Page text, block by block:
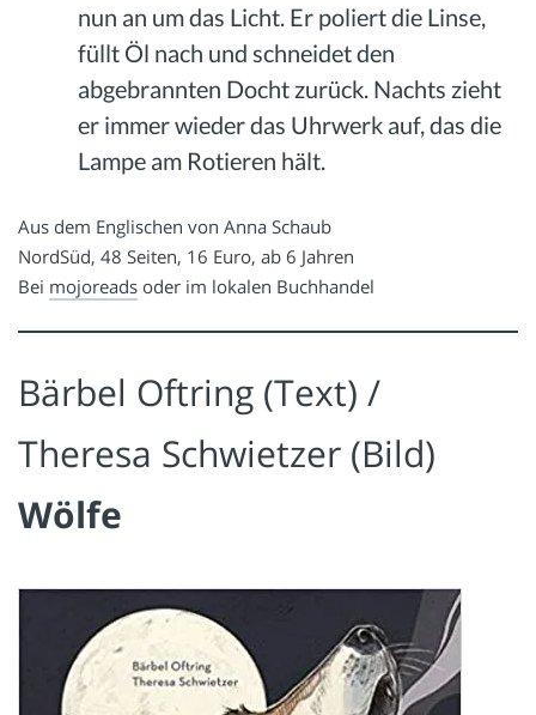
nun an um das Licht. Er poliert die Linse,
füllt Öl nach und schneidet den
abgebrannten Docht zurück. Nachts zieht
er immer wieder das Uhrwerk auf, das die
Lampe am Rotieren hält.
Aus dem Englischen von Anna Schaub
NordSüd, 48 Seiten, 16 Euro, ab 6 Jahren
Bei mojoreads oder im lokalen Buchhandel
Bärbel Oftring (Text) /
Theresa Schwietzer (Bild)
Wölfe